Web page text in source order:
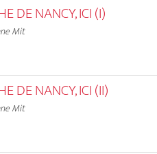
DE NANCY, ICI (I)
Mit
DE NANCY, ICI (II)
Mit